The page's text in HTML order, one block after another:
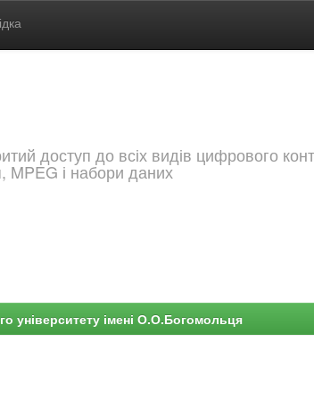
доступ до всіх видів цифрового
MPEG і набори даних
університету імені О.О.Богомольця